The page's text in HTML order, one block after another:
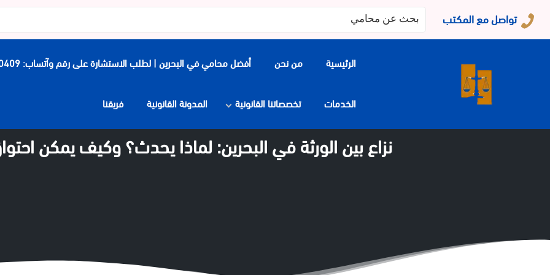
تواصل مع المكتب
البحث
عن:
الرئيسية من نحن أفضل محامي في البحرين | لطلب الاستشارة على رقم وآتساب: 0097339900409
الخدمات تخصصاتنا القانونية المدونة القانونية فريقنا
نزاع بين الورثة في البحرين: لماذا يحدث؟ وكيف يمكن